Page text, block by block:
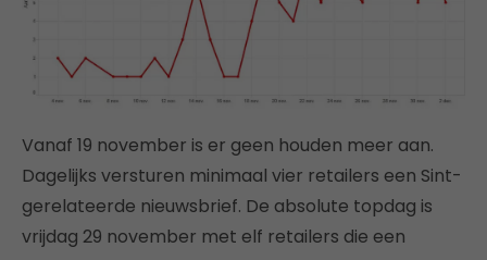
Vanaf 19 november is er geen houden meer aan.
Dagelijks versturen minimaal vier retailers een Sint-
gerelateerde nieuwsbrief. De absolute topdag is
vrijdag 29 november met elf retailers die een